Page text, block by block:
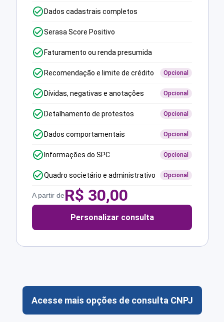
Dados cadastrais completos
Serasa Score Positivo
Faturamento ou renda presumida
Recomendação e limite de crédito Opcional
Dívidas, negativas e anotações Opcional
Detalhamento de protestos Opcional
Dados comportamentais Opcional
Informações do SPC Opcional
Quadro societário e administrativo Opcional
A partir deR$ 30,00
Personalizar consulta
Acesse mais opções de consulta CNPJ